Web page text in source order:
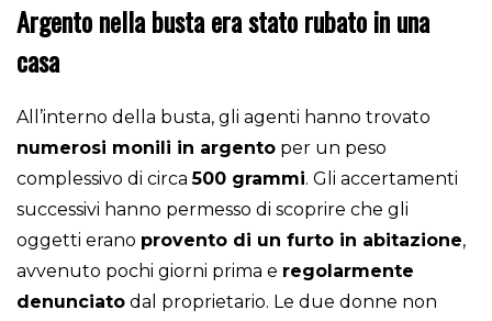
Argento nella busta era stato rubato in una
casa
All’interno della busta, gli agenti hanno trovato
numerosi monili in argento per un peso
complessivo di circa500 grammi. Gli accertamenti
successivi hanno permesso di scoprire che gli
oggetti erano provento di un furto in abitazione,
avvenuto pochi giorni prima e regolarmente
denunciato dal proprietario. Le due donne non